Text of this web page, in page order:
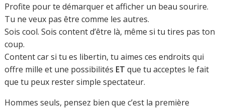
Profite pour te démarquer et afficher un beau sourire.
Tu ne veux pas être comme les autres.
Sois cool. Sois content d’être là, même si tu tires pas ton
coup.
Content car si tu es libertin, tu aimes ces endroits qui
offre mille et une possibilités ET que tu acceptes le fait
que tu peux rester simple spectateur.
Hommes seuls, pensez bien que c’est la première